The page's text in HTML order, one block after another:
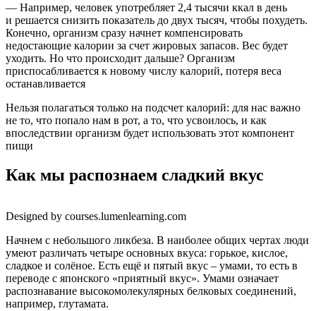
— Например, человек употребляет 2,4 тысячи ккал в день
и решается снизить показатель до двух тысяч, чтобы похудеть.
Конечно, организм сразу начнет компенсировать
недостающие калории за счет жировых запасов. Вес будет
уходить. Но что происходит дальше? Организм
приспосабливается к новому числу калорий, потеря веса
останавливается
Нельзя полагаться только на подсчет калорий: для нас важно
не то, что попало нам в рот, а то, что усвоилось, и как
впоследствии организм будет использовать этот компонент
пищи
Как мы распознаем сладкий вкус
Designed by courses.lumenlearning.com
Начнем с небольшого ликбеза. В наиболее общих чертах люди
умеют различать четыре основных вкуса: горькое, кислое,
сладкое и солёное. Есть ещё и пятый вкус – умами, то есть в
переводе с японского «приятный вкус». Умами означает
распознавание высокомолекулярных белковых соединений,
например, глутамата.